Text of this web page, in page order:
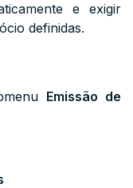
e exigir
definidas.
Emissão de